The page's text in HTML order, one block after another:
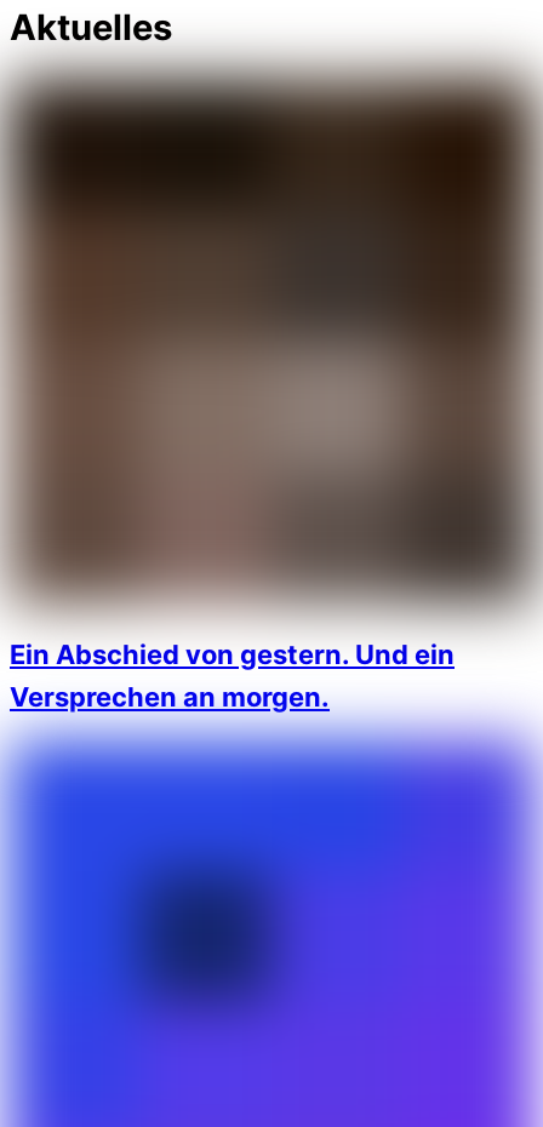
Aktuelles
Ein Abschied von gestern. Und ein
Versprechen an morgen.